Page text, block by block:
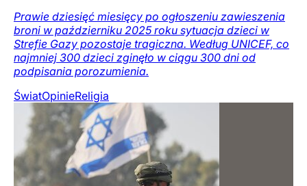
Prawie dziesięć miesięcy po ogłoszeniu zawieszenia
broni w październiku 2025 roku sytuacja dzieci w
Strefie Gazy pozostaje tragiczna. Według UNICEF, co
najmniej 300 dzieci zginęło w ciągu 300 dni od
podpisania porozumienia.
ŚwiatOpinieReligia